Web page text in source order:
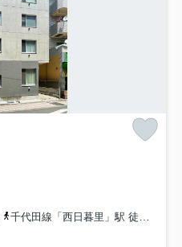
千代田線「西日暮里」駅 徒歩7分